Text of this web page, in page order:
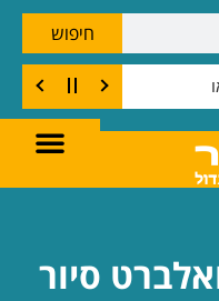
חיפוש
סיור